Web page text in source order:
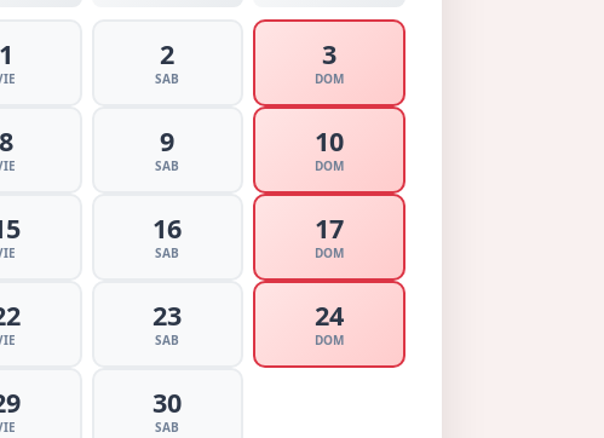
1 2
SAB
3
DOM
8 9
SAB
10
DOM
16
SAB
17
DOM
23
SAB
24
DOM
30
SAB